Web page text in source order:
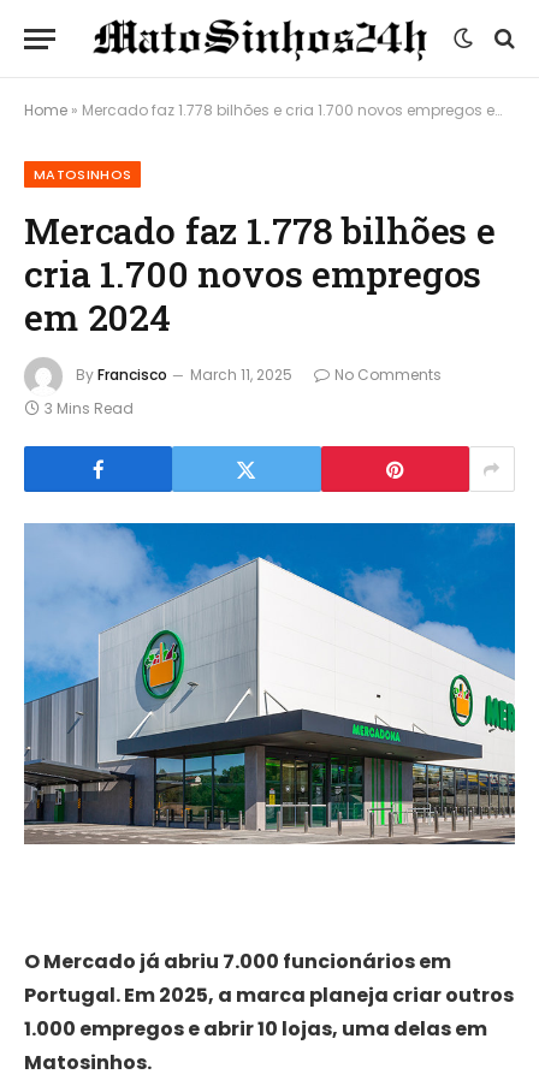
Home » Mercado faz 1.778 bilhões e cria 1.700 novos empregos em 2024
MATOSINHOS
Mercado faz 1.778 bilhões e
cria 1.700 novos empregos
em 2024
ByFrancisco March 11, 2025
No Comments
3 Mins Read
O Mercado já abriu 7.000 funcionários em
Portugal. Em 2025, a marca planeja criar outros
1.000 empregos e abrir 10 lojas, uma delas em
Matosinhos.